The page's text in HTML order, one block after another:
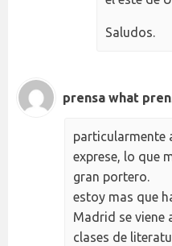
Saludos.
prensa what
particularmente
exprese, lo que
gran portero.
estoy mas que
Madrid se viene
clases de